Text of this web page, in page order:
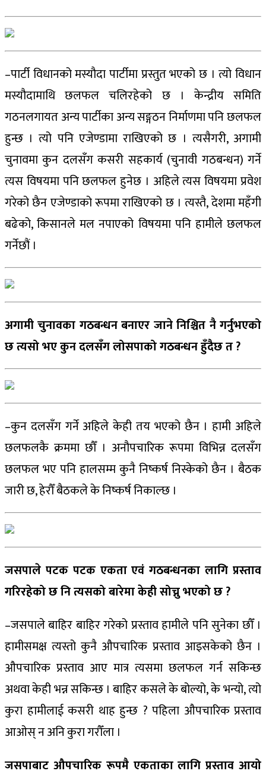
–पार्टी विधानको मस्यौदा पार्टीमा प्रस्तुत भएको छ । त्यो विधान
मस्यौदामाथि छलफल चलिरहेको छ । केन्द्रीय समिति
गठनलगायत अन्य पार्टीका अन्य सङ्गठन निर्माणमा पनि छलफल
हुन्छ । त्यो पनि एजेण्डामा राखिएको छ । त्यसैगरी, अगामी
चुनावमा कुन दलसँग कसरी सहकार्य (चुनावी गठबन्धन) गर्ने
त्यस विषयमा पनि छलफल हुनेछ । अहिले त्यस विषयमा प्रवेश
गरेको छैन एजेण्डाको रूपमा राखिएको छ । त्यस्तै, देशमा महँगी
बढेको, किसानले मल नपाएको विषयमा पनि हामीले छलफल
गर्नेछौं ।
अगामी चुनावका गठबन्धन बनाएर जाने निश्चित नै गर्नुभएको
छ त्यसो भए कुन दलसँग लोसपाको गठबन्धन हुँदैछ त ?
–कुन दलसँग गर्ने अहिले केही तय भएको छैन । हामी अहिले
छलफलकै क्रममा छौँ । अनौपचारिक रूपमा विभिन्न दलसँग
छलफल भए पनि हालसम्म कुनै निष्कर्ष निस्केको छैन । बैठक
जारी छ, हेरौँ बैठकले के निष्कर्ष निकाल्छ ।
जसपाले पटक पटक एकता एवं गठबन्धनका लागि प्रस्ताव
गरिरहेको छ नि त्यसको बारेमा केही सोच्नु भएको छ ?
–जसपाले बाहिर बाहिर गरेको प्रस्ताव हामीले पनि सुनेका छौँ ।
हामीसमक्ष त्यस्तो कुनै औपचारिक प्रस्ताव आइसकेको छैन ।
औपचारिक प्रस्ताव आए मात्र त्यसमा छलफल गर्न सकिन्छ
अथवा केही भन्न सकिन्छ । बाहिर कसले के बोल्यो, के भन्यो, त्यो
कुरा हामीलाई कसरी थाह हुन्छ ? पहिला औपचारिक प्रस्ताव
आओस् न अनि कुरा गरौँला ।
जसपाबाट औपचारिक रूपमै एकताका लागि प्रस्ताव आयो